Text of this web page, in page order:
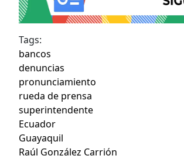
Tags:
bancos
denuncias
pronunciamiento
rueda de prensa
superintendente
Ecuador
Guayaquil
Raúl González Carrión